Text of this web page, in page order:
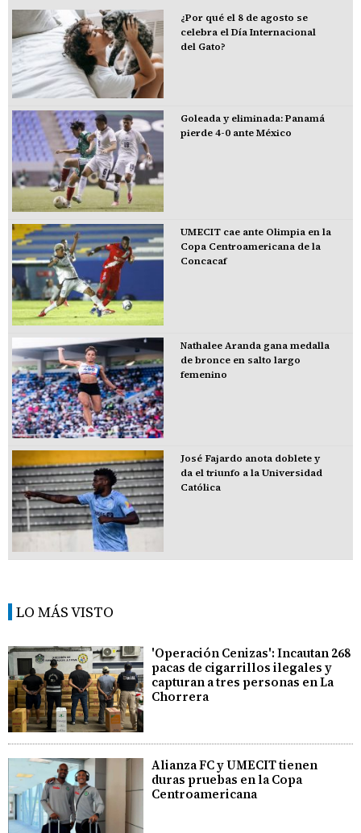
¿Por qué el 8 de agosto se
celebra el Día Internacional
del Gato?
Goleada y eliminada: Panamá
pierde 4-0 ante México
UMECIT cae ante Olimpia en la
Copa Centroamericana de la
Concacaf
Nathalee Aranda gana medalla
de bronce en salto largo
femenino
José Fajardo anota doblete y
da el triunfo a la Universidad
Católica
LO MÁS VISTO
'Operación Cenizas': Incautan 268
pacas de cigarrillos ilegales y
capturan a tres personas en La
Chorrera
Alianza FC y UMECIT tienen
duras pruebas en la Copa
Centroamericana